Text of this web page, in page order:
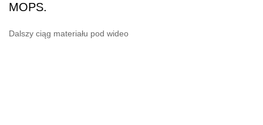
MOPS.
Dalszy ciąg materiału pod wideo